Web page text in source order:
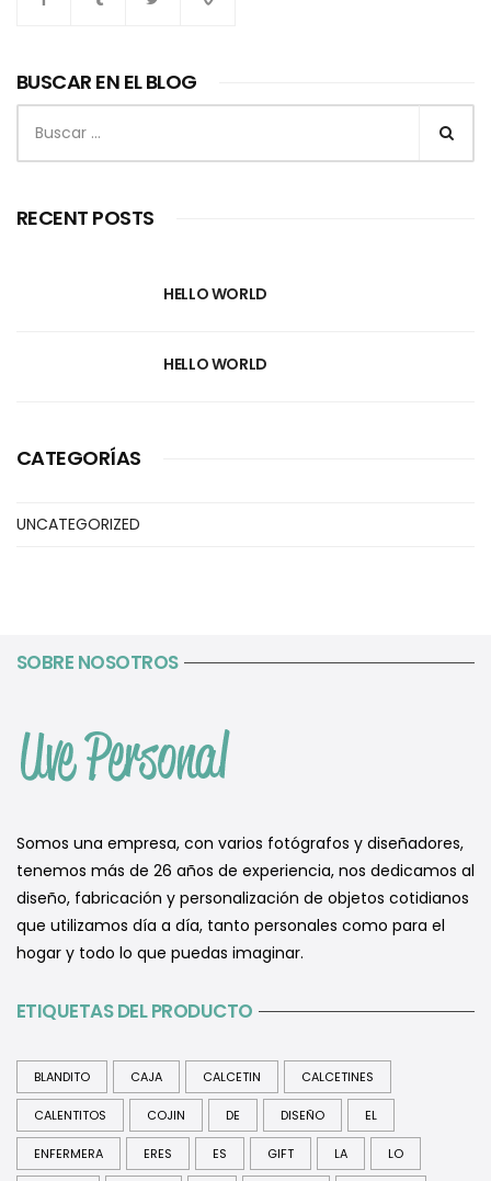
BUSCAR EN EL BLOG
Buscar:
RECENT POSTS
HELLO WORLD
HELLO WORLD
CATEGORÍAS
UNCATEGORIZED
SOBRE NOSOTROS
Somos una empresa, con varios fotógrafos y diseñadores,
tenemos más de 26 años de experiencia, nos dedicamos al
diseño, fabricación y personalización de objetos cotidianos
que utilizamos día a día, tanto personales como para el
hogar y todo lo que puedas imaginar.
ETIQUETAS DEL PRODUCTO
BLANDITO CAJA CALCETIN CALCETINES
CALENTITOS COJIN DE DISEÑO EL
ENFERMERA ERES ES GIFT LA LO